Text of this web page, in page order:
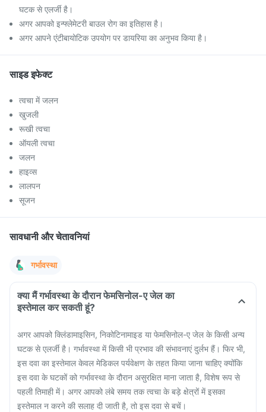
घटक से एलर्जी है।
अगर आपको इन्फ्लेमेटरी बाउल रोग का इतिहास है।
अगर आपने एंटीबायोटिक उपयोग पर डायरिया का अनुभव किया है।
साइड इफेक्ट
त्वचा में जलन
खुजली
रूखी त्वचा
ऑयली त्वचा
जलन
हाइव्स
लालपन
सूजन
सावधानी और चेतावनियां
गर्भावस्था
क्या मैं गर्भावस्था के दौरान फेमसिनोल-ए जेल का
इस्तेमाल कर सकती हूं?
अगर आपको क्लिंडामाइसिन, निकोटिनामाइड या फेमसिनोल-ए जेल के किसी अन्य
घटक से एलर्जी है। गर्भावस्था में किसी भी प्रभाव की संभावनाएं दुर्लभ हैं। फिर भी,
इस दवा का इस्तेमाल केवल मेडिकल पर्यवेक्षण के तहत किया जाना चाहिए क्योंकि
इस दवा के घटकों को गर्भावस्था के दौरान असुरक्षित माना जाता है, विशेष रूप से
पहली तिमाही में। अगर आपको लंबे समय तक त्वचा के बड़े क्षेत्रों में इसका
इस्तेमाल न करने की सलाह दी जाती है, तो इस दवा से बचें।